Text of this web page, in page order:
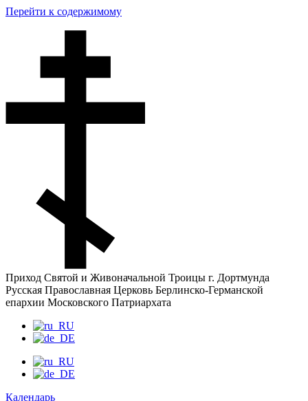
Перейти к содержимому
Приход Святой и Живоначальной Троицы г. Дортмунда
Русская Православная Церковь Берлинско-Германской
епархии Московского Патриархата
Календарь